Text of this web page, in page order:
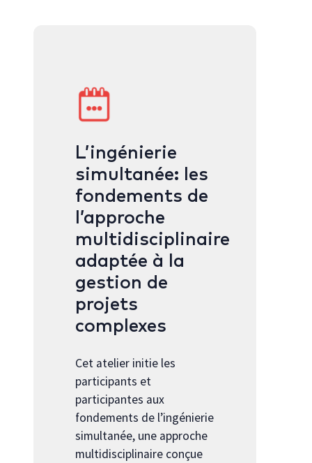
L’ingénierie
simultanée: les
fondements de
l’approche
multidisciplinaire
adaptée à la
gestion de
projets
complexes
Cet atelier initie les
participants et
participantes aux
fondements de l’ingénierie
simultanée, une approche
multidisciplinaire conçue